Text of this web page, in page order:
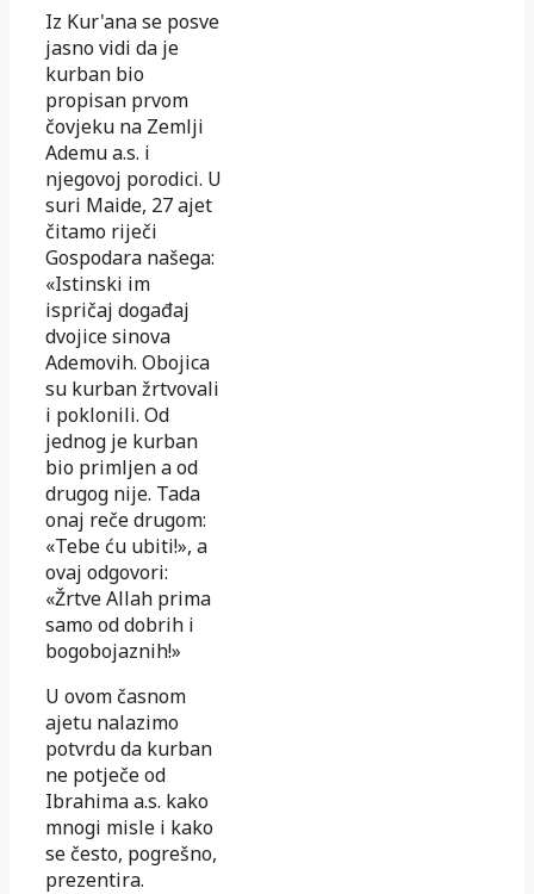
Iz Kur'ana se posve
jasno vidi da je
kurban bio
propisan prvom
čovjeku na Zemlji
Ademu a.s. i
njegovoj porodici. U
suri Maide, 27 ajet
čitamo riječi
Gospodara našega:
«Istinski im
ispričaj događaj
dvojice sinova
Ademovih. Obojica
su kurban žrtvovali
i poklonili. Od
jednog je kurban
bio primljen a od
drugog nije. Tada
onaj reče drugom:
«Tebe ću ubiti!», a
ovaj odgovori:
«Žrtve Allah prima
samo od dobrih i
bogobojaznih!»
U ovom časnom
ajetu nalazimo
potvrdu da kurban
ne potječe od
Ibrahima a.s. kako
mnogi misle i kako
se često, pogrešno,
prezentira.